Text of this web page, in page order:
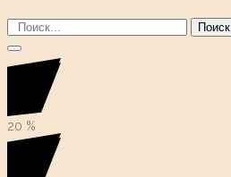
Поиск
20 %